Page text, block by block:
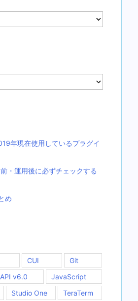
年現在使用しているプラグイ
・運用後に必ずチェックする
め
CUI
Git
v6.0
JavaScript
Studio One
TeraTerm